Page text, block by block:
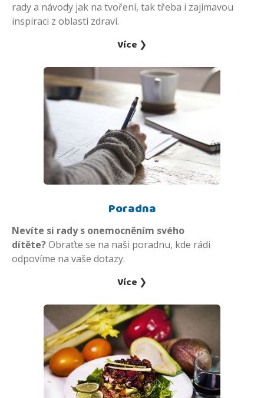
rady a návody jak na tvoření, tak třeba i zajímavou
inspiraci z oblasti zdraví.
Více ❯
Poradna
Nevíte si rady s onemocněním svého
dítěte?Obraťte se na naši poradnu, kde rádi
odpovíme na vaše dotazy.
Více ❯